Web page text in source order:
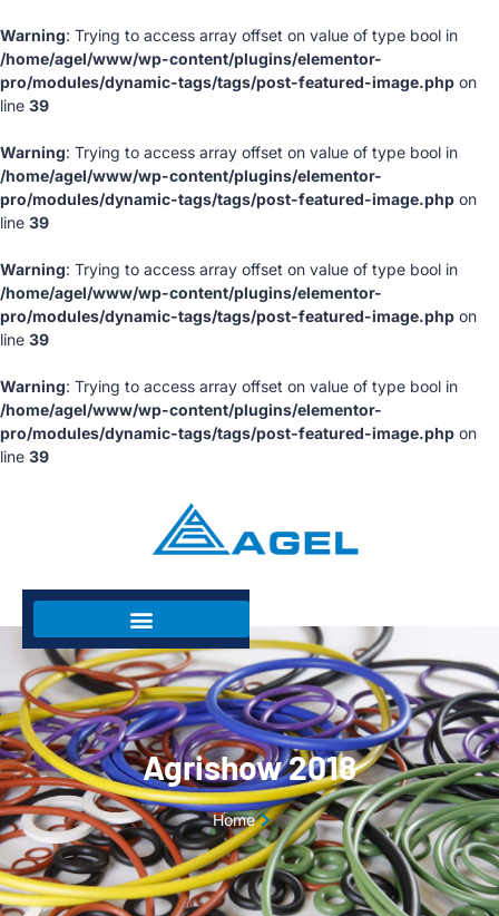
Warning: Trying to access array offset on value of type bool in
/home/agel/www/wp-content/plugins/elementor-
pro/modules/dynamic-tags/tags/post-featured-image.php on
line 39
Warning: Trying to access array offset on value of type bool in
/home/agel/www/wp-content/plugins/elementor-
pro/modules/dynamic-tags/tags/post-featured-image.php on
line 39
Warning: Trying to access array offset on value of type bool in
/home/agel/www/wp-content/plugins/elementor-
pro/modules/dynamic-tags/tags/post-featured-image.php on
line 39
Warning: Trying to access array offset on value of type bool in
/home/agel/www/wp-content/plugins/elementor-
pro/modules/dynamic-tags/tags/post-featured-image.php on
line 39
Agrishow 2018
Home